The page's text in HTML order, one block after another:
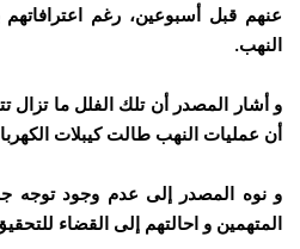
عنهم قبل أسبوعين، رغم
النهب.
و أشار المصدر أن تلك الفلل ما تزال
أن عمليات النهب طالت كيبلات
و نوه المصدر إلى عدم وجود توجه
المتهمين و احالتهم إلى القضاء